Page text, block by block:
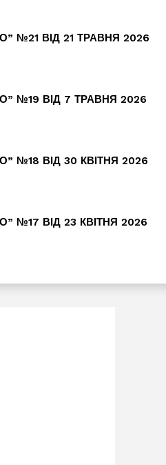
№21 ВІД 21 ТРАВНЯ 2026
№19 ВІД 7 ТРАВНЯ 2026
№18 ВІД 30 КВІТНЯ 2026
№17 ВІД 23 КВІТНЯ 2026